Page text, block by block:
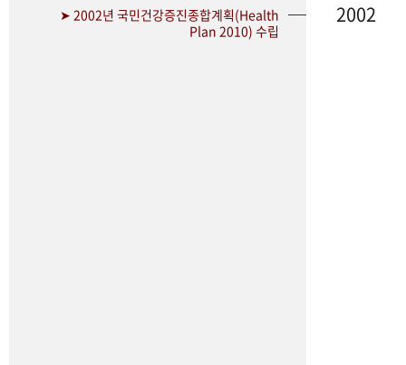
➤ 2002년 국민건강증진종합계획(Health
Plan 2010) 수립
2002